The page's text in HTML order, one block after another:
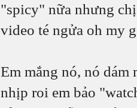
"spicy" nữa nhưng
video té ngửa oh my
Em mắng nó, nó dám
nhịp roi em bảo